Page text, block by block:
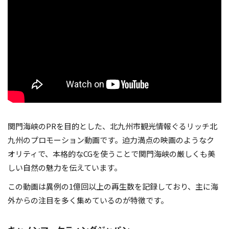
関門海峡のPRを目的とした、北九州市観光情報ぐるリッチ北
九州のプロモーション動画です。迫力満点の映画のようなク
オリティで、本格的なCGを使うことで関門海峡の厳しくも美
しい自然の魅力を伝えています。
この動画は異例の1億回以上の再生数を記録しており、主に海
外からの注目を多く集めているのが特徴です。